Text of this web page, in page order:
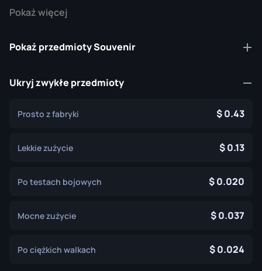
Pokaż więcej
Pokaż przedmioty Souvenir
Ukryj zwykłe przedmioty
Prosto z fabryki 0.43
Lekkie zużycie 0.13
Po testach bojowych 0.020
Mocne zużycie 0.037
Po ciężkich walkach 0.024